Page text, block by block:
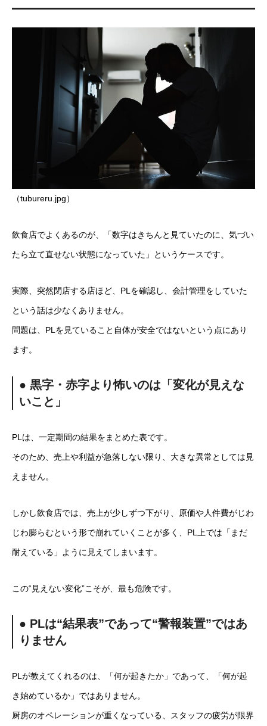
（tubureru.jpg）
飲食店でよくあるのが、「数字はきちんと見ていたのに、気づい
たら立て直せない状態になっていた」というケースです。
実際、突然閉店する店ほど、PLを確認し、会計管理をしていた
という話は少なくありません。
問題は、PLを見ていること自体が安全ではないという点にあり
ます。
● 黒字・赤字より怖いのは「変化が見えな
いこと」
PLは、一定期間の結果をまとめた表です。
そのため、売上や利益が急落しない限り、大きな異常としては見
えません。
しかし飲食店では、売上が少しずつ下がり、原価や人件費がじわ
じわ膨らむという形で崩れていくことが多く、PL上では「まだ
耐えている」ように見えてしまいます。
この“見えない変化”こそが、最も危険です。
● PLは“結果表”であって“警報装置”ではあ
りません
PLが教えてくれるのは、「何が起きたか」であって、「何が起
き始めているか」ではありません。
厨房のオペレーションが重くなっている、スタッフの疲労が限界